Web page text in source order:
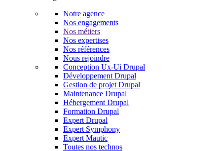
Notre agence
Nos engagements
Nos métiers
Nos expertises
Nos références
Nous rejoindre
Conception Ux-Ui Drupal
Développement Drupal
Gestion de projet Drupal
Maintenance Drupal
Hébergement Drupal
Formation Drupal
Expert Drupal
Expert Symphony
Expert Mautic
Toutes nos technos